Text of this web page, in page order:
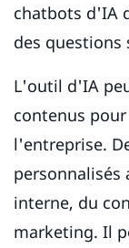
chatbots d'IA
des questions
L'outil d'IA
contenus
l'entreprise.
interne, du
marketing. Il